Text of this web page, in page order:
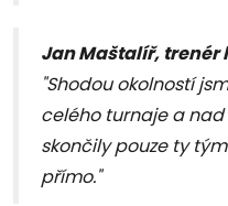
Jan Maštalíř, trenér
"Shodou okolností
celého turnaje a
skončily pouze ty
přímo."